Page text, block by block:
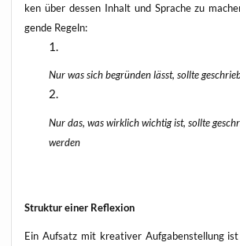
ken über des­sen Inhalt und Spra­che zu
gen­de Regeln:
Nur was sich begrün­den lässt, soll­te
Nur das, was wirk­lich wich­tig ist, soll­te
werden
Struk­tur einer Reflexion
Ein Auf­satz mit krea­ti­ver Auf­ga­ben­stel­lung